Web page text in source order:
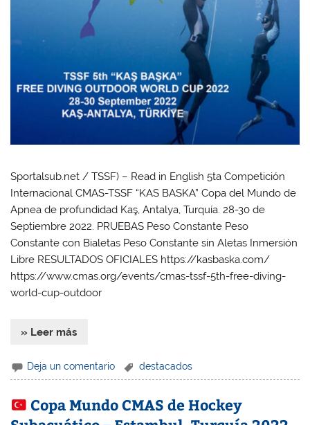
Sportalsub.net / TSSF) – Read in English 5ta Competición
Internacional CMAS-TSSF “KAS BASKA” Copa del Mundo de
Apnea de profundidad Kaş, Antalya, Turquía. 28-30 de
Septiembre 2022. PRUEBAS Peso Constante Peso
Constante con Bialetas Peso Constante sin Aletas Inmersión
Libre RESULTADOS OFICIALES https://kasbaska.com/
https://www.cmas.org/events/cmas-tssf-5th-free-diving-
world-cup-outdoor
» Leer más
Deja un comentario destacados
Copa Mundo CMAS de Hockey